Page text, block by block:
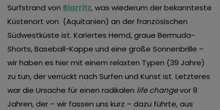
Surfstrand von Biarritz, was wiederum der bekannteste
Küstenort von (Aquitanien) an der französischen
Südwestküste ist. Kariertes Hemd, graue Bermuda-
Shorts, Baseball-Kappe und eine große Sonnenbrille –
wir haben es hier mit einem relaxten Typen (39 Jahre)
zu tun, der verrückt nach Surfen und Kunst ist. Letzteres
war die Ursache für einen radikalen life changevor 8
Jahren, der – wir fassen uns kurz – dazu führte, aus